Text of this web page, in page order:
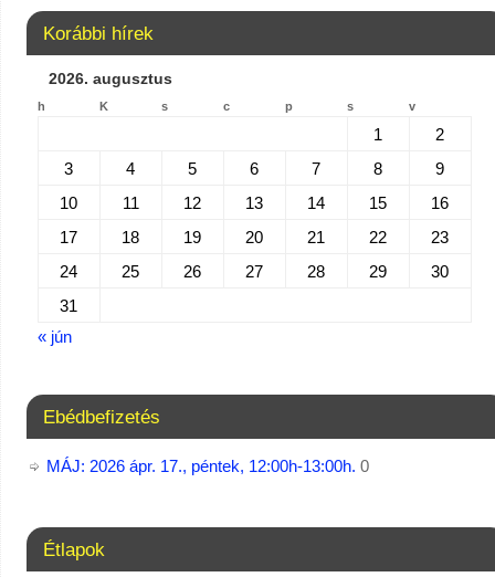
Korábbi hírek
2026. augusztus
h K s c p s v
1
2
3
4 5 6 7 8
9
10
11 12 13 14 15
16
17
18 19 20 21 22
23
24
25 26 27 28 29
30
31
« jún
Ebédbefizetés
MÁJ: 2026 ápr. 17., péntek, 12:00h-13:00h. 0
Étlapok